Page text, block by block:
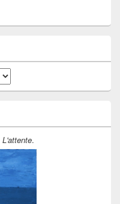
L'attente.